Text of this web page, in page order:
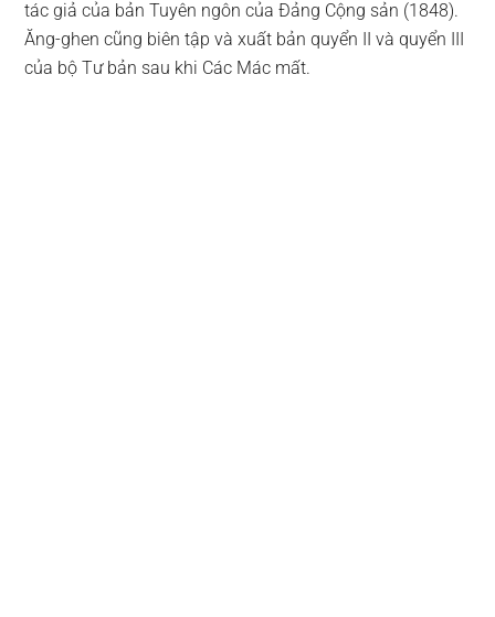
tác giả của bản Tuyên ngôn của Đảng Cộng sản (1848).
Ăng-ghen cũng biên tập và xuất bản quyển II và quyển III
của bộ Tư bản sau khi Các Mác mất.